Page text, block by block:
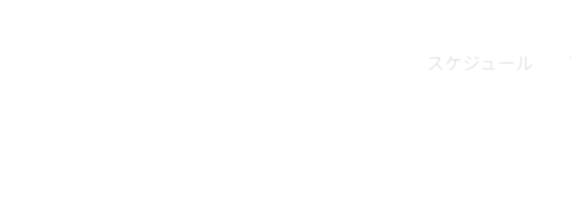
スケジュール